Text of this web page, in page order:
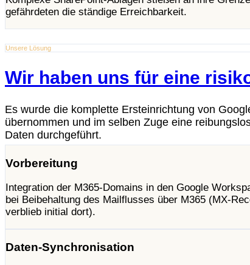
gefährdeten die ständige Erreichbarkeit.
Unsere Lösung
Wir haben uns für eine
Es wurde die komplette Ersteinrichtung von
übernommen und im selben Zuge eine
Daten durchgeführt.
Vorbereitung
Integration der M365-Domains in den Google
bei Beibehaltung des Mailflusses über M365 (MX-
verblieb initial dort).
Daten-Synchronisation